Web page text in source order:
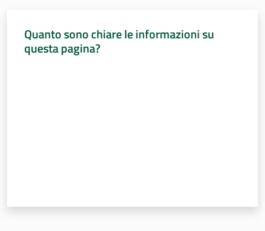
Assemblea
legislativa
Per i cittadini
Quanto sono chiare le informazioni su
questa pagina?